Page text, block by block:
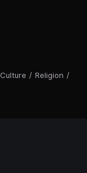
Culture / Religion /